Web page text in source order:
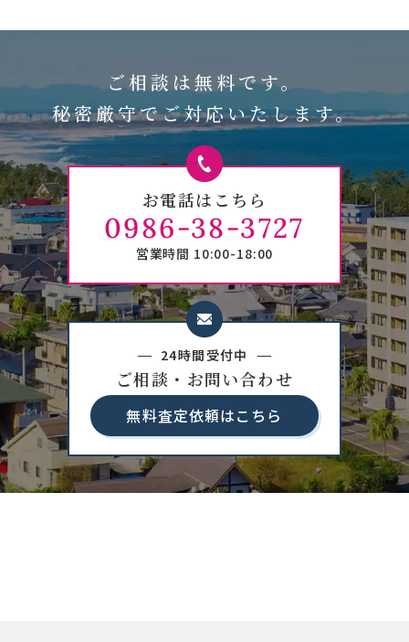
ご相談は無料です。
秘密厳守でご対応いたします。
お電話はこちら
0986-38-3727
営業時間 10:00-18:00
24時間受付中
ご相談・お問い合わせ
無料査定依頼はこちら